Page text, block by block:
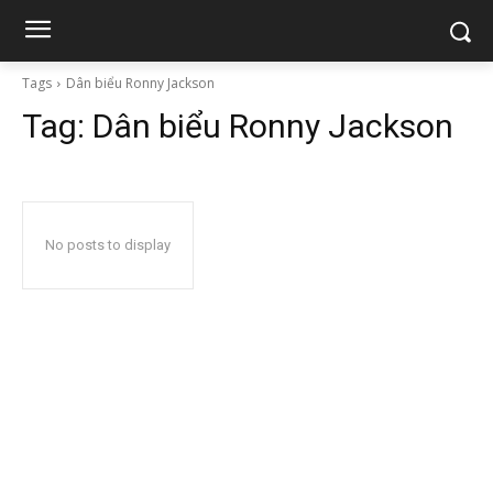
Tags Dân biểu Ronny Jackson
Tag: Dân biểu Ronny Jackson
No posts to display